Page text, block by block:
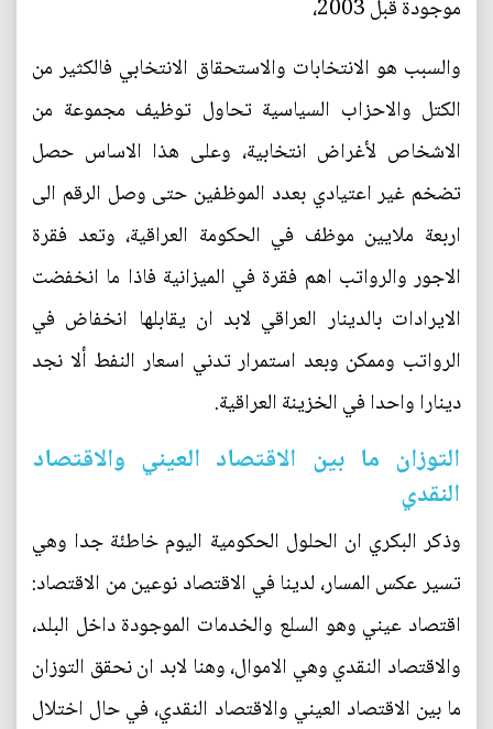
موجودة قبل 2003،
والسبب هو الانتخابات والاستحقاق الانتخابي فالكثير من
الكتل والاحزاب السياسية تحاول توظيف مجموعة من
الاشخاص لأغراض انتخابية، وعلى هذا الاساس حصل
تضخم غير اعتيادي بعدد الموظفين حتى وصل الرقم الى
اربعة ملايين موظف في الحكومة العراقية، وتعد فقرة
الاجور والرواتب اهم فقرة في الميزانية فاذا ما انخفضت
الايرادات بالدينار العراقي لابد ان يقابلها انخفاض في
الرواتب وممكن وبعد استمرار تدني اسعار النفط ألا نجد
دينارا واحدا في الخزينة العراقية.
التوزان ما بين الاقتصاد العيني والاقتصاد
النقدي
وذكر البكري ان الحلول الحكومية اليوم خاطئة جدا وهي
تسير عكس المسار، لدينا في الاقتصاد نوعين من الاقتصاد:
اقتصاد عيني وهو السلع والخدمات الموجودة داخل البلد،
والاقتصاد النقدي وهي الاموال، وهنا لابد ان نحقق التوزان
ما بين الاقتصاد العيني والاقتصاد النقدي، في حال اختلال